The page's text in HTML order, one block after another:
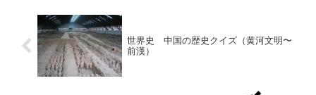
世界史 中国の歴史クイズ（黄河文明〜
前漢）